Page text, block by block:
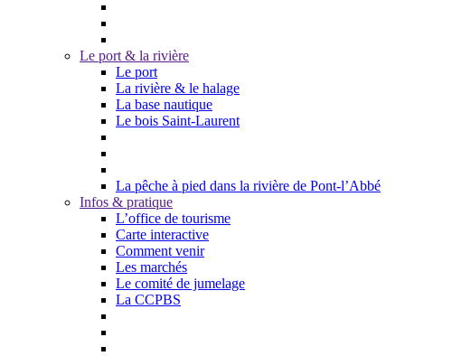
Le port & la rivière
Le port
La rivière & le halage
La base nautique
Le bois Saint-Laurent
La pêche à pied dans la rivière de Pont-l’Abbé
Infos & pratique
L’office de tourisme
Carte interactive
Comment venir
Les marchés
Le comité de jumelage
La CCPBS